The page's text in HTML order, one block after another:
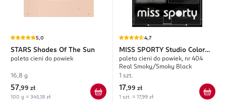
5,0
STARS Shades Of The Sun
paleta cieni do powiek
16,8 g
57,99 zł
100 g = 345,18 zł
4,7
MISS SPORTY Studio Color
Quattro
paleta cieni do powiek, nr 404
Real Smoky/Smoky Black
1 szt.
17,99 zł
1 szt. = 17,99 zł